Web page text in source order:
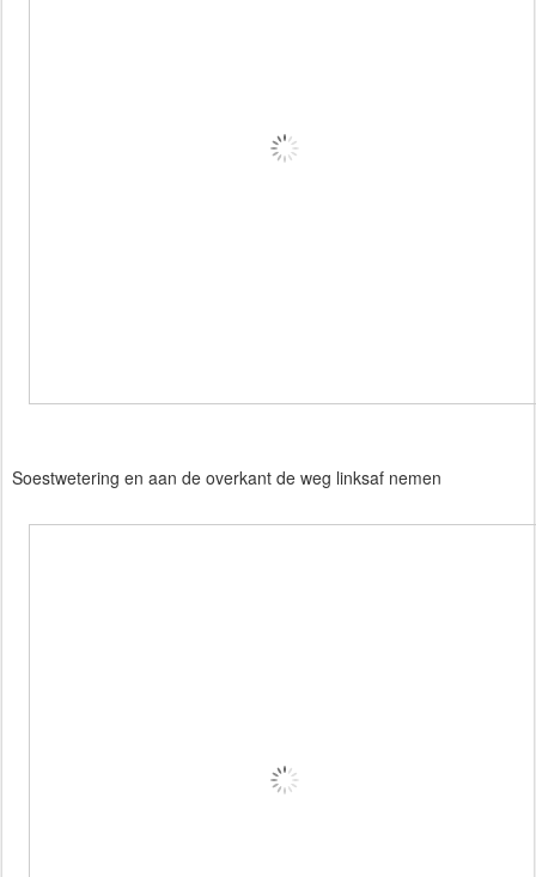
Soestwetering en aan de overkant de weg linksaf nemen